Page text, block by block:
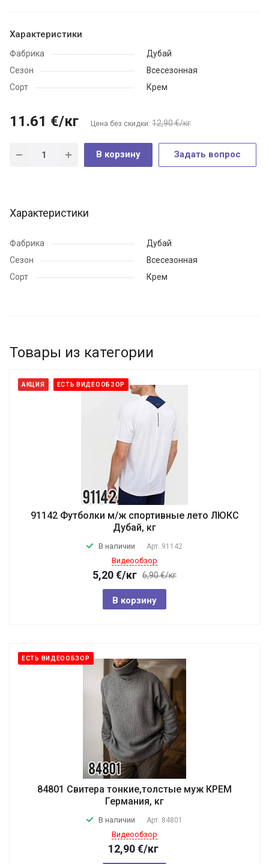
Характеристики
Фабрика
Дубай
Сезон
Всесезонная
Сорт
Крем
11.61 €/кг Цена без скидки: 12,90 €/кг
В корзину Задать вопрос
Характеристики
Фабрика
Дубай
Сезон
Всесезонная
Сорт
Крем
Товары из категории
АКЦИЯ ЕСТЬ ВИДЕООБЗОР
91142 Футболки м/ж спортивные лето ЛЮКС
Дубай, кг
В наличии Арт. 91142
Видеообзор
5,20€/кг 6,90 €/кг
В корзину
ЕСТЬ ВИДЕООБЗОР
84801 Свитера тонкие,толстые муж КРЕМ
Германия, кг
В наличии Арт. 84801
Видеообзор
12,90€/кг